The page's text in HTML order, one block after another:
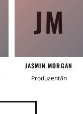
JM
JASMIN MORGAN
Produzent/in